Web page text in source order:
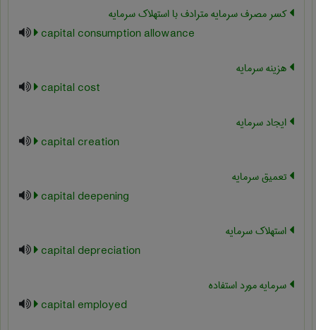
کسر مصرف سرمایه مترادف با استهلاک سرمایه
capital consumption allowance
هزینه سرمایه
capital cost
ایجاد سرمایه
capital creation
تعمیق سرمایه
capital deepening
استهلاک سرمایه
capital depreciation
سرمایه مورد استفاده
capital employed